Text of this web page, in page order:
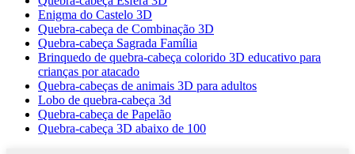
Enigma do Castelo 3D
Quebra-cabeça de Combinação 3D
Quebra-cabeça Sagrada Família
Brinquedo de quebra-cabeça colorido 3D educativo para
crianças por atacado
Quebra-cabeças de animais 3D para adultos
Lobo de quebra-cabeça 3d
Quebra-cabeça de Papelão
Quebra-cabeça 3D abaixo de 100